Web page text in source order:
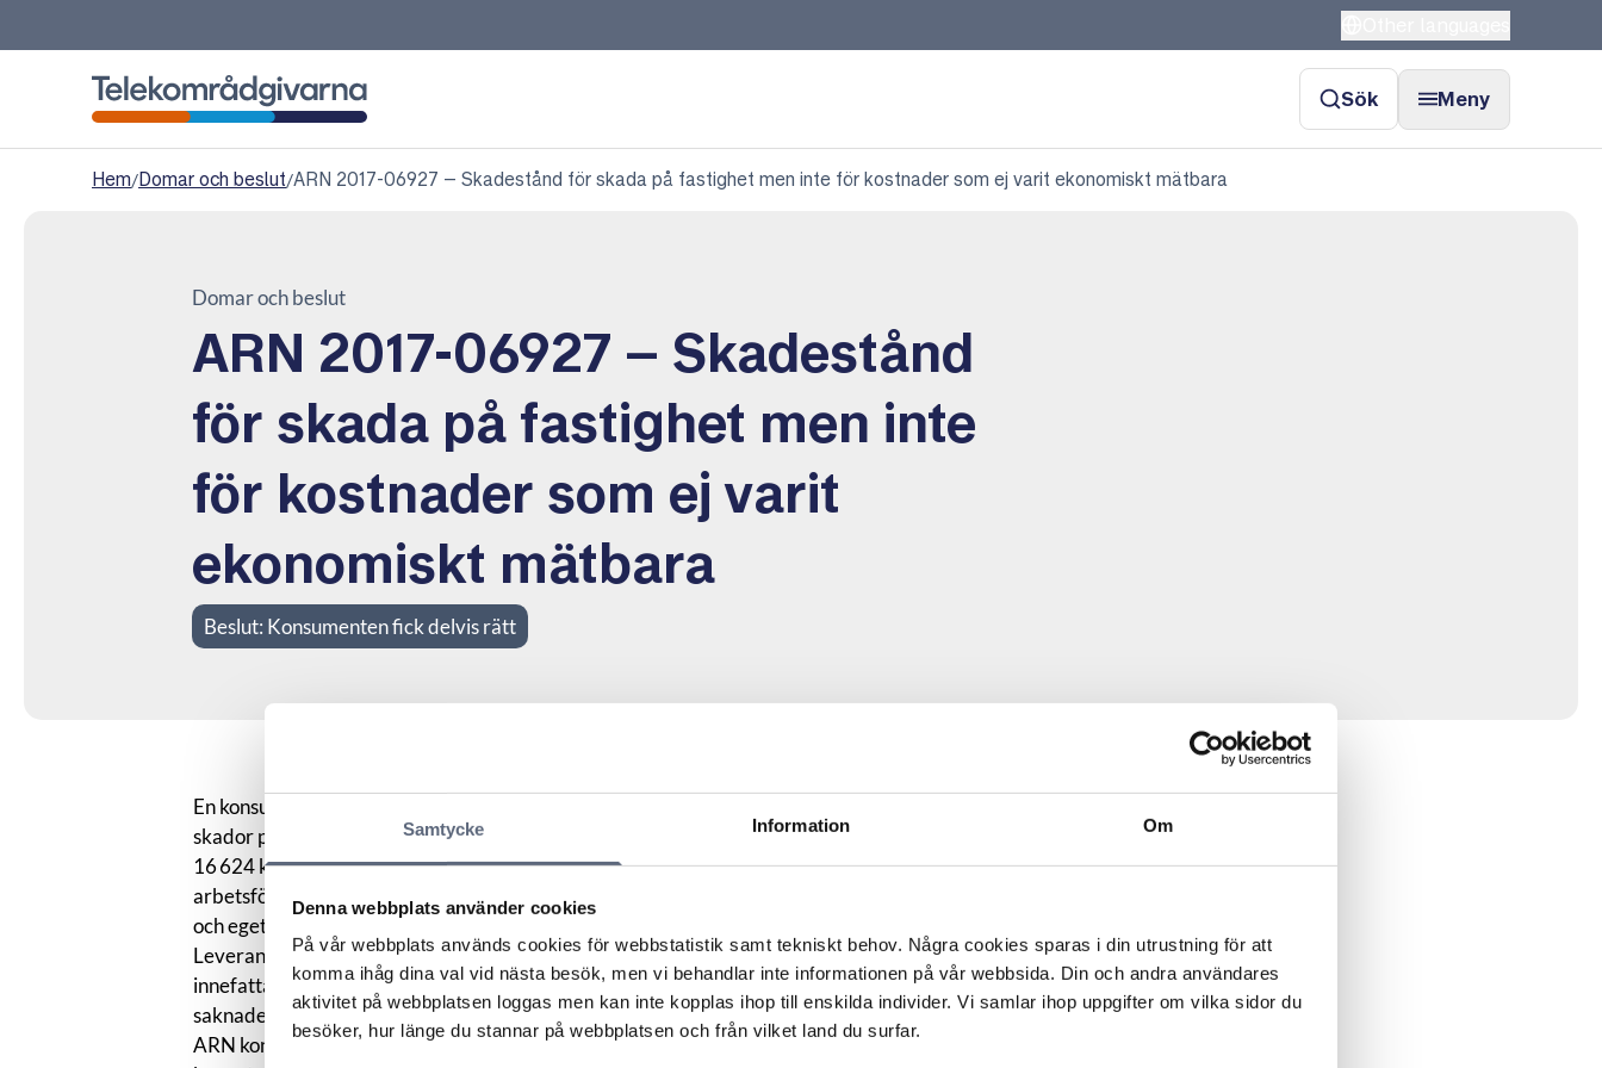
Samtycke Information Om
Denna webbplats använder cookies
På vår webbplats används cookies för webbstatistik samt tekniskt behov. Några cookies sparas i din utrustning för att
komma ihåg dina val vid nästa besök, men vi behandlar inte informationen på vår webbsida. Din och andra användares
aktivitet på webbplatsen loggas men kan inte kopplas ihop till enskilda individer. Vi samlar ihop uppgifter om vilka sidor du
besöker, hur länge du stannar på webbplatsen och från vilket land du surfar.
Sök Meny
Hem/Domar och beslut/ARN 2017-06927 – Skadestånd för skada på fastighet men inte för kostnader som ej varit ekonomiskt mätbara
Domar och beslut
ARN 2017-06927 – Skadestånd
för skada på fastighet men inte
för kostnader som ej varit
ekonomiskt mätbara
Beslut: Konsumenten fick delvis rätt
En konsument ansåg att leverantörens fiberanslutning skett på ett felaktigt sätt och orsakat
skador på fastigheten som krävde ommålning. Konsumenten begärde ersättning med totalt
16 624 kronor varav 1499 kr avsåg färg, 3000 kr målningsarbete, 1026 kr förlorad
arbetsförtjänst, 99 kr bensin, 4000 kr extra städning, 2000 kr biltvätt, 5000 kr ideellt skadestånd
och eget arbete.
Leverantören menade att de problem som varit hade åtgärdats och medgav 8000 kr i ersättning
innefattande färgen och målningsarbetet. I övrigt menade dock leverantören att extrautgifterna
saknade underlag.
ARN konstaterade att leverantören medgett ersättning om 8000 kr och att konsumenten inte